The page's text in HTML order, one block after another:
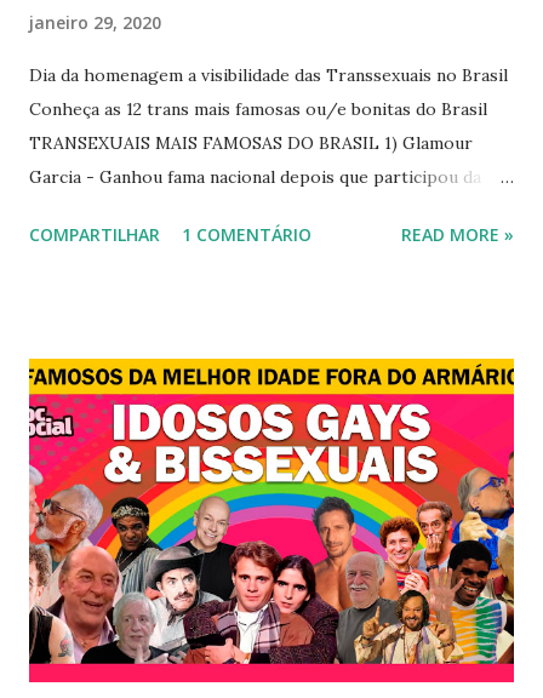
janeiro 29, 2020
Dia da homenagem a visibilidade das Transsexuais no Brasil
Conheça as 12 trans mais famosas ou/e bonitas do Brasil
TRANSEXUAIS MAIS FAMOSAS DO BRASIL 1) Glamour
Garcia - Ganhou fama nacional depois que participou da
transexual, Britney. 2) Lea T é uma famosa modelo
disse, ainda, que realizou a cirurgia em busca de ser feliz, e
não para agradar a um homem. 3) Léo Aquilla - Apresenta o
programa "A Tarde é Sua", na Rede TV, ao lado de Sonia
Abrão. A loira também participou do reality show "A
Fazenda", exibido pela Record TV. 4) Thalita Zampirolli -
Thalita Zampirolli é modelo, atriz e empresária. A loira
alcançou a fama após ser apontada como affair do ex-
jogador Romário. 5) Ariadna Arantes - Ariadna Arantes
ficou nacionalmente conhecida após sua ...
COMPARTILHAR 1 COMENTÁRIO READ MORE »